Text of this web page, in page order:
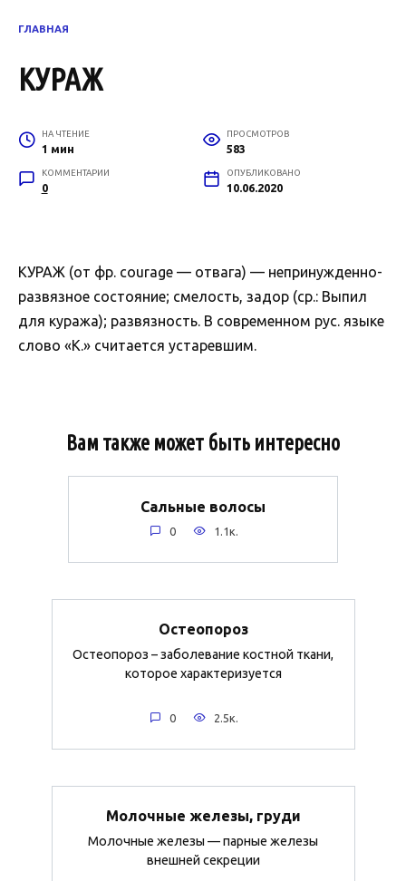
ГЛАВНАЯ
КУРАЖ
НА ЧТЕНИЕ
1 мин
ПРОСМОТРОВ
583
КОММЕНТАРИИ
0
ОПУБЛИКОВАНО
10.06.2020
КУРАЖ (от фр. courage — отвага) — непринужденно-
развязное состояние; смелость, задор (ср.: Выпил
для куража); развязность. В современном рус. языке
слово «К.» считается устаревшим.
Вам также может быть интересно
Сальные волосы
0 1.1к.
Остеопороз
Остеопороз – заболевание костной ткани,
которое характеризуется
0 2.5к.
Молочные железы, груди
Молочные железы — парные железы
внешней секреции